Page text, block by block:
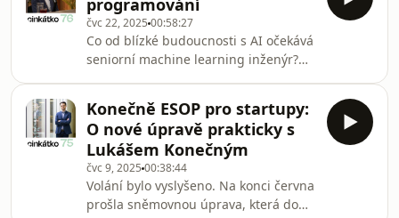
challenges of building an AI
startup.Rossum is an end-to-end
automation platform with AI-powered
intelligent document processing,
founded in 2017 by PhD dropouts
Tomáš Gogár, Petr Baudiš, and Tomáš
Tunys. Rossum has raised a total of
programování
čvc 22, 2025 00:58:27
Co od blízké budoucnosti s AI očekává
seniorní machine learning inženýr?
systémy a v módním vyhledávači
Glami řeší se svým týmem
personalizaci a ranking. Jaká je práce
seniorního programátora v dnešní éře
AI? Proč je stále dobré nabírat
juniory? A proč se programátoři
Konečně ESOP pro startupy:
O nové úpravě prakticky s
Lukášem Konečným
čvc 9, 2025 00:38:44
Volání bylo vyslyšeno. Na konci června
prošla sněmovnou úprava, která do